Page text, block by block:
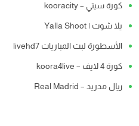
كورة سيتي – kooracity
يلا شوت | Yalla Shoot
الأسطورة لبث المباريات livehd7
كورة 4 لايف – koora4live
ريال مدريد – Real Madrid